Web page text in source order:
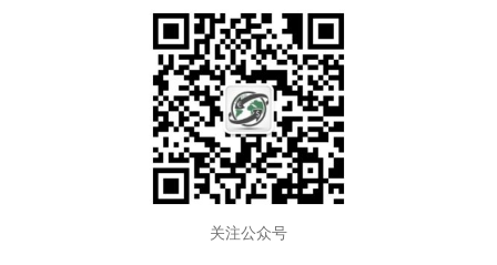
关注公众号